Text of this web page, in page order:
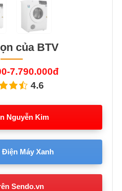
của BTV
7.790.000đ
4.6
Nguyễn Kim
Điện Máy Xanh
Sendo.vn